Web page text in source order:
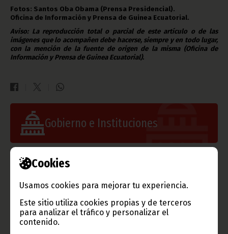
Cookies
Usamos cookies para mejorar tu experiencia.
Este sitio utiliza cookies propias y de terceros
para analizar el tráfico y personalizar el
contenido.
Fotos: Santos Oba Obama (Prensa Presidencial).
Oficina de Información y Prensa de Guinea Ecuatorial.
Aviso: La reproducción total o parcial de este artículo o de las
imágenes que lo acompañen debe hacerse, siempre y en todo lugar,
con la mención de la fuente de origen de la misma (Oficina de
Información y Prensa de Guinea Ecuatorial).
Gobierno e Instituciones
TVGE